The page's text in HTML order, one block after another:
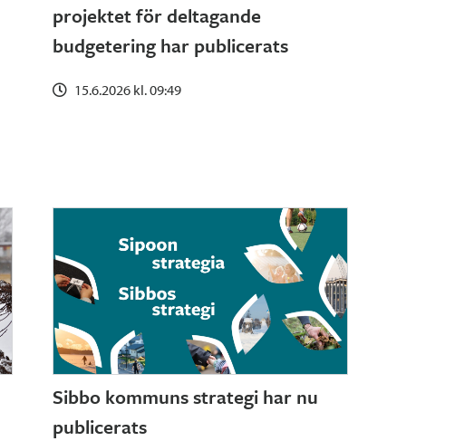
projektet för deltagande
budgetering har publicerats
15.6.2026 kl. 09:49
Sibbo kommuns strategi har nu
publicerats